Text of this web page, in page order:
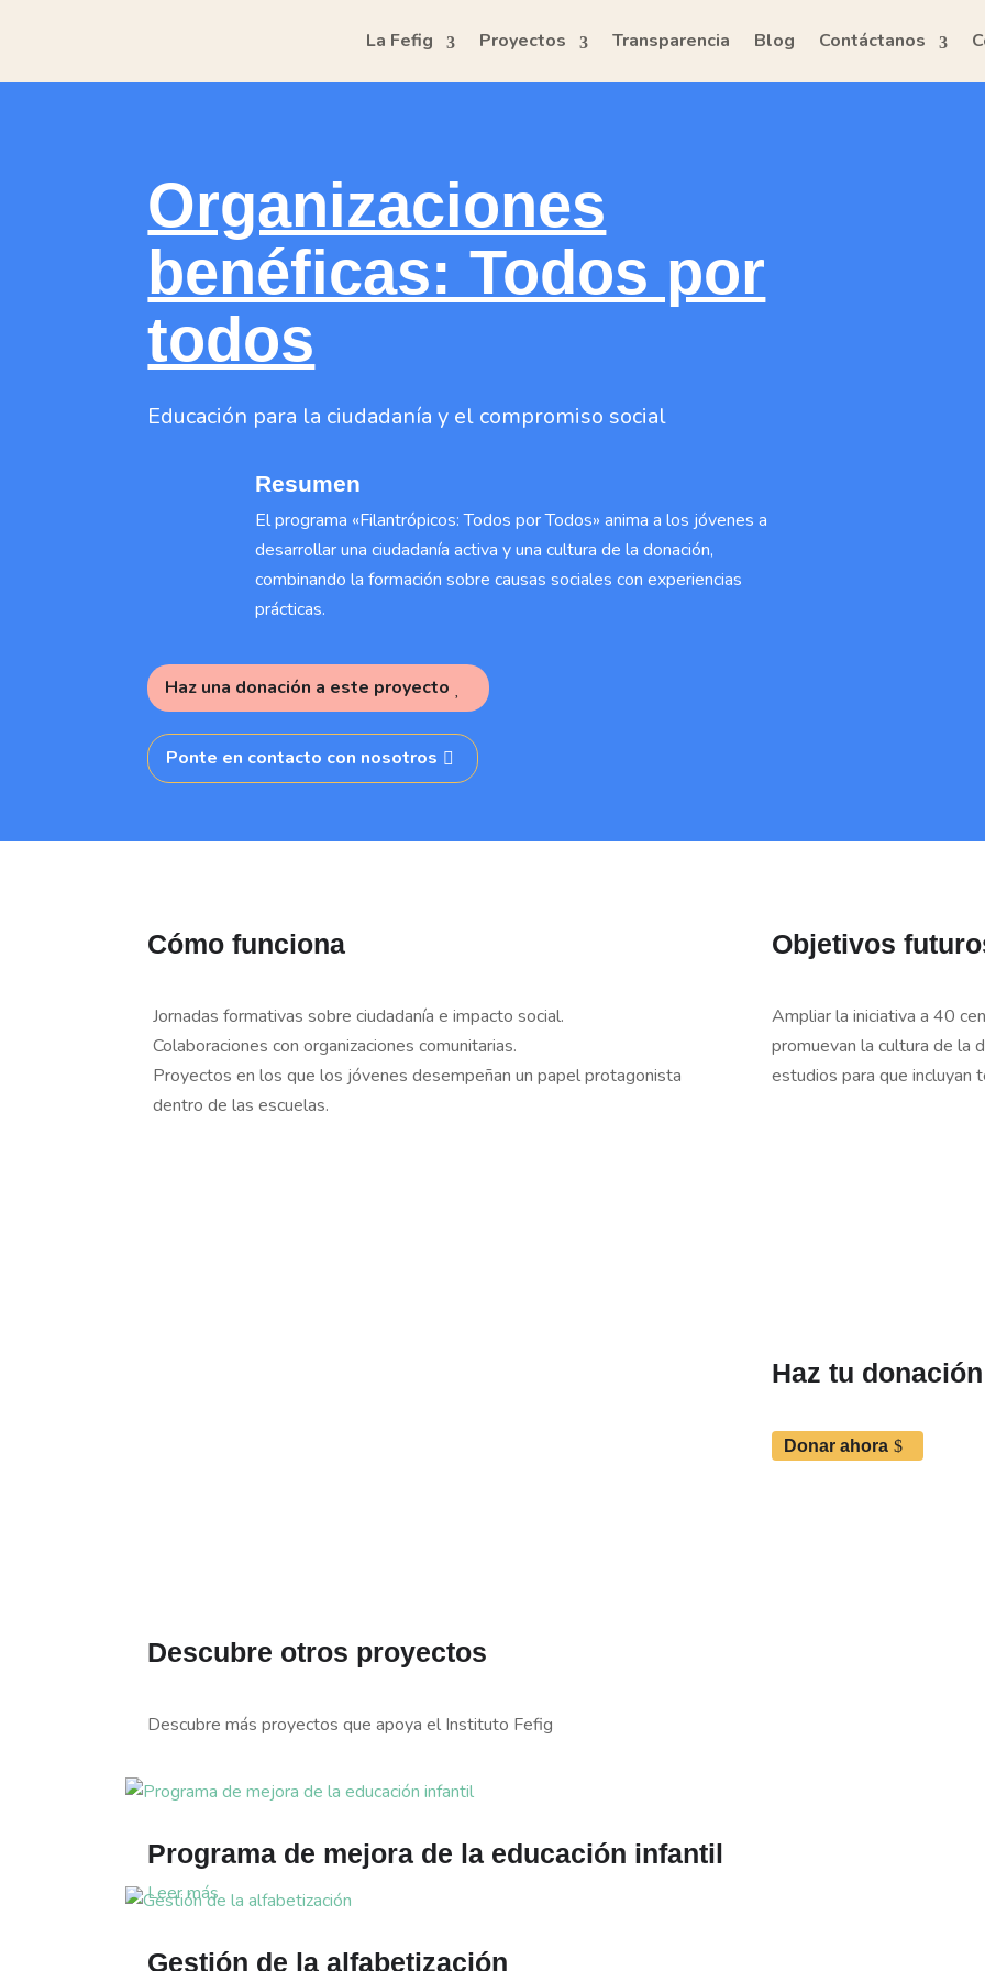
La Fefig Proyectos Transparencia Blog Contáctanos
Organizaciones
benéficas: Todos por
todos
Educación para la ciudadanía y el compromiso social
Resumen
El programa «Filantrópicos: Todos por Todos» anima a los jóvenes a
desarrollar una ciudadanía activa y una cultura de la donación,
combinando la formación sobre causas sociales con experiencias
prácticas.
Haz una donación a este proyecto
Ponte en contacto con nosotros
Cómo funciona
Jornadas formativas sobre ciudadanía e impacto social.
Colaboraciones con organizaciones comunitarias.
Proyectos en los que los jóvenes desempeñan un papel protagonista
dentro de las escuelas.
Objetivos
Ampliar la iniciativa a 40
promuevan la cultura de la
estudios para que incluyan
Haz tu donación
Donar ahora
Descubre otros proyectos
Descubre más proyectos que apoya el Instituto Fefig
Programa de mejora de la educación infantil
Leer más
Gestión de la alfabetización